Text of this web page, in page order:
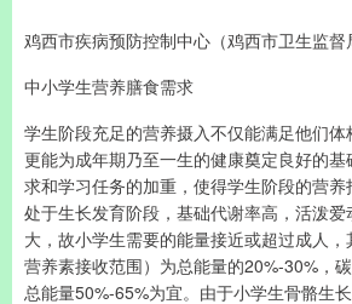
鸡西市疾病预防控制中心（鸡西市卫生监督
中小学生营养膳食需求
学生阶段充足的营养摄入不仅能满足他们体
更能为成年期乃至一生的健康奠定良好的
求和学习任务的加重，使得学生阶段的营
处于生长发育阶段，基础代谢率高，活泼
大，故小学生需要的能量接近或超过成人
营养素接收范围）为总能量的20%-30%，
总能量50%-65%为宜。由于小学生骨骼生